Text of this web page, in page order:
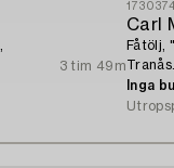
3 tim 49m
Carl
Fåtölj,
Inga